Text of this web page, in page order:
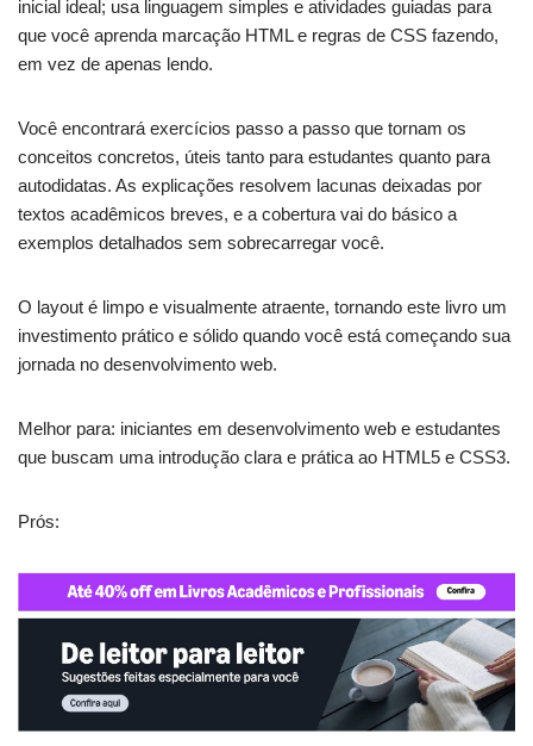
inicial ideal; usa linguagem simples e atividades guiadas para
que você aprenda marcação HTML e regras de CSS fazendo,
em vez de apenas lendo.
Você encontrará exercícios passo a passo que tornam os
conceitos concretos, úteis tanto para estudantes quanto para
autodidatas. As explicações resolvem lacunas deixadas por
textos acadêmicos breves, e a cobertura vai do básico a
exemplos detalhados sem sobrecarregar você.
O layout é limpo e visualmente atraente, tornando este livro um
investimento prático e sólido quando você está começando sua
jornada no desenvolvimento web.
Melhor para: iniciantes em desenvolvimento web e estudantes
que buscam uma introdução clara e prática ao HTML5 e CSS3.
Prós: